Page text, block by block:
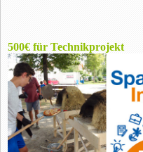
500€ für Technikprojekt